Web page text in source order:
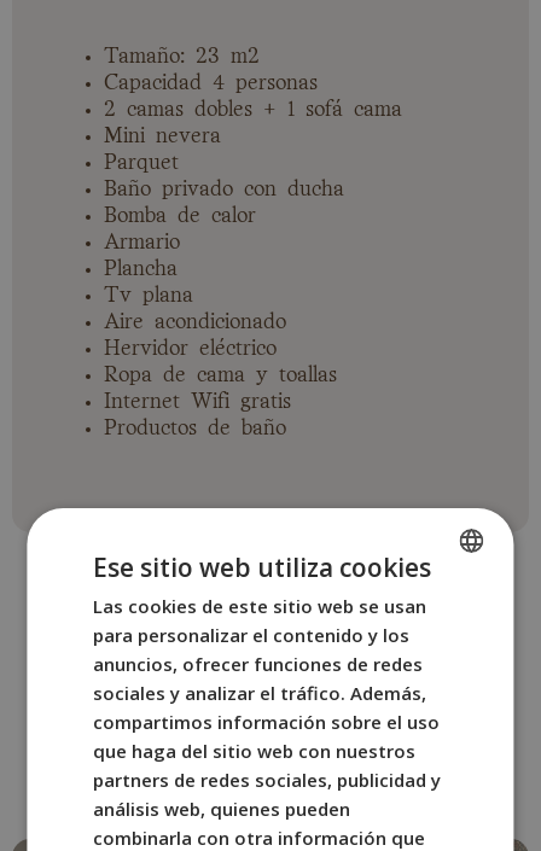
Tamaño: 23 m2
Capacidad 4 personas
2 camas dobles + 1 sofá cama
Mini nevera
Parquet
Baño privado con ducha
Bomba de calor
Armario
Plancha
Tv plana
Aire acondicionado
Hervidor eléctrico
Ropa de cama y toallas
Internet Wifi gratis
Productos de baño
OTRAS HABITACIONES
Reserva la habitación de
BYPILLOW Goldoni
que mejor se adapte a ti.
SPANISH
FRENCH
ITALIAN
Ese sitio web utiliza cookies
Las cookies de este sitio web se usan
para personalizar el contenido y los
anuncios, ofrecer funciones de redes
sociales y analizar el tráfico. Además,
compartimos información sobre el uso
que haga del sitio web con nuestros
partners de redes sociales, publicidad y
análisis web, quienes pueden
combinarla con otra información que